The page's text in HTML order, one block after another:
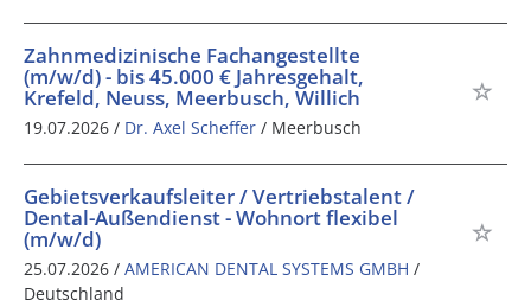
Zahnmedizinische Fachangestellte
(m/w/d) - bis 45.000 € Jahresgehalt,
Krefeld, Neuss, Meerbusch, Willich
19.07.2026 / Dr. Axel Scheffer / Meerbusch
Gebietsverkaufsleiter / Vertriebstalent /
Dental-Außendienst - Wohnort flexibel
(m/w/d)
25.07.2026 / AMERICAN DENTAL SYSTEMS GMBH /
Deutschland